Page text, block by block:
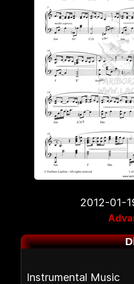
2012-01-
Instrumental Music